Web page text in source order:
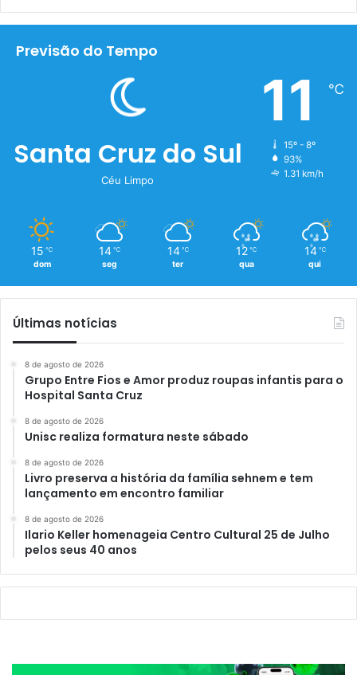
Previsão do Tempo
Santa Cruz do Sul
Céu Limpo
11 ℃
15º - 8º
93%
1.31 km/h
15 ℃
dom
14 ℃
seg
14 ℃
ter
12 ℃
qua
14 ℃
qui
Últimas notícias
8 de agosto de 2026
Grupo Entre Fios e Amor produz roupas infantis para o
Hospital Santa Cruz
8 de agosto de 2026
Unisc realiza formatura neste sábado
8 de agosto de 2026
Livro preserva a história da família sehnem e tem
lançamento em encontro familiar
8 de agosto de 2026
Ilario Keller homenageia Centro Cultural 25 de Julho
pelos seus 40 anos